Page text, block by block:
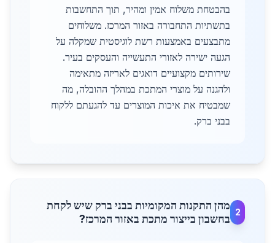
בהבטחת משלוח אמין ומהיר, תוך התחשבות
בתשתיות התחבורה באזור המרכז. משלוחים
מתבצעים באמצעות רשת לוגיסטית שמקלה על
הגעה ישירה לאזורי התעשייה והעסקים בעיר.
שירותים מקצועיים דואגים לאריזה מתאימה
ולהגנה על מוצרי המתכת במהלך ההובלה, מה
שמבטיח את איכות המוצרים עד להגעתם ללקוח
בבני ברק.
2
מהן התקנות המקומיות בבני ברק שיש לקחת
בחשבון בייצור מתכת באזור המרכז?